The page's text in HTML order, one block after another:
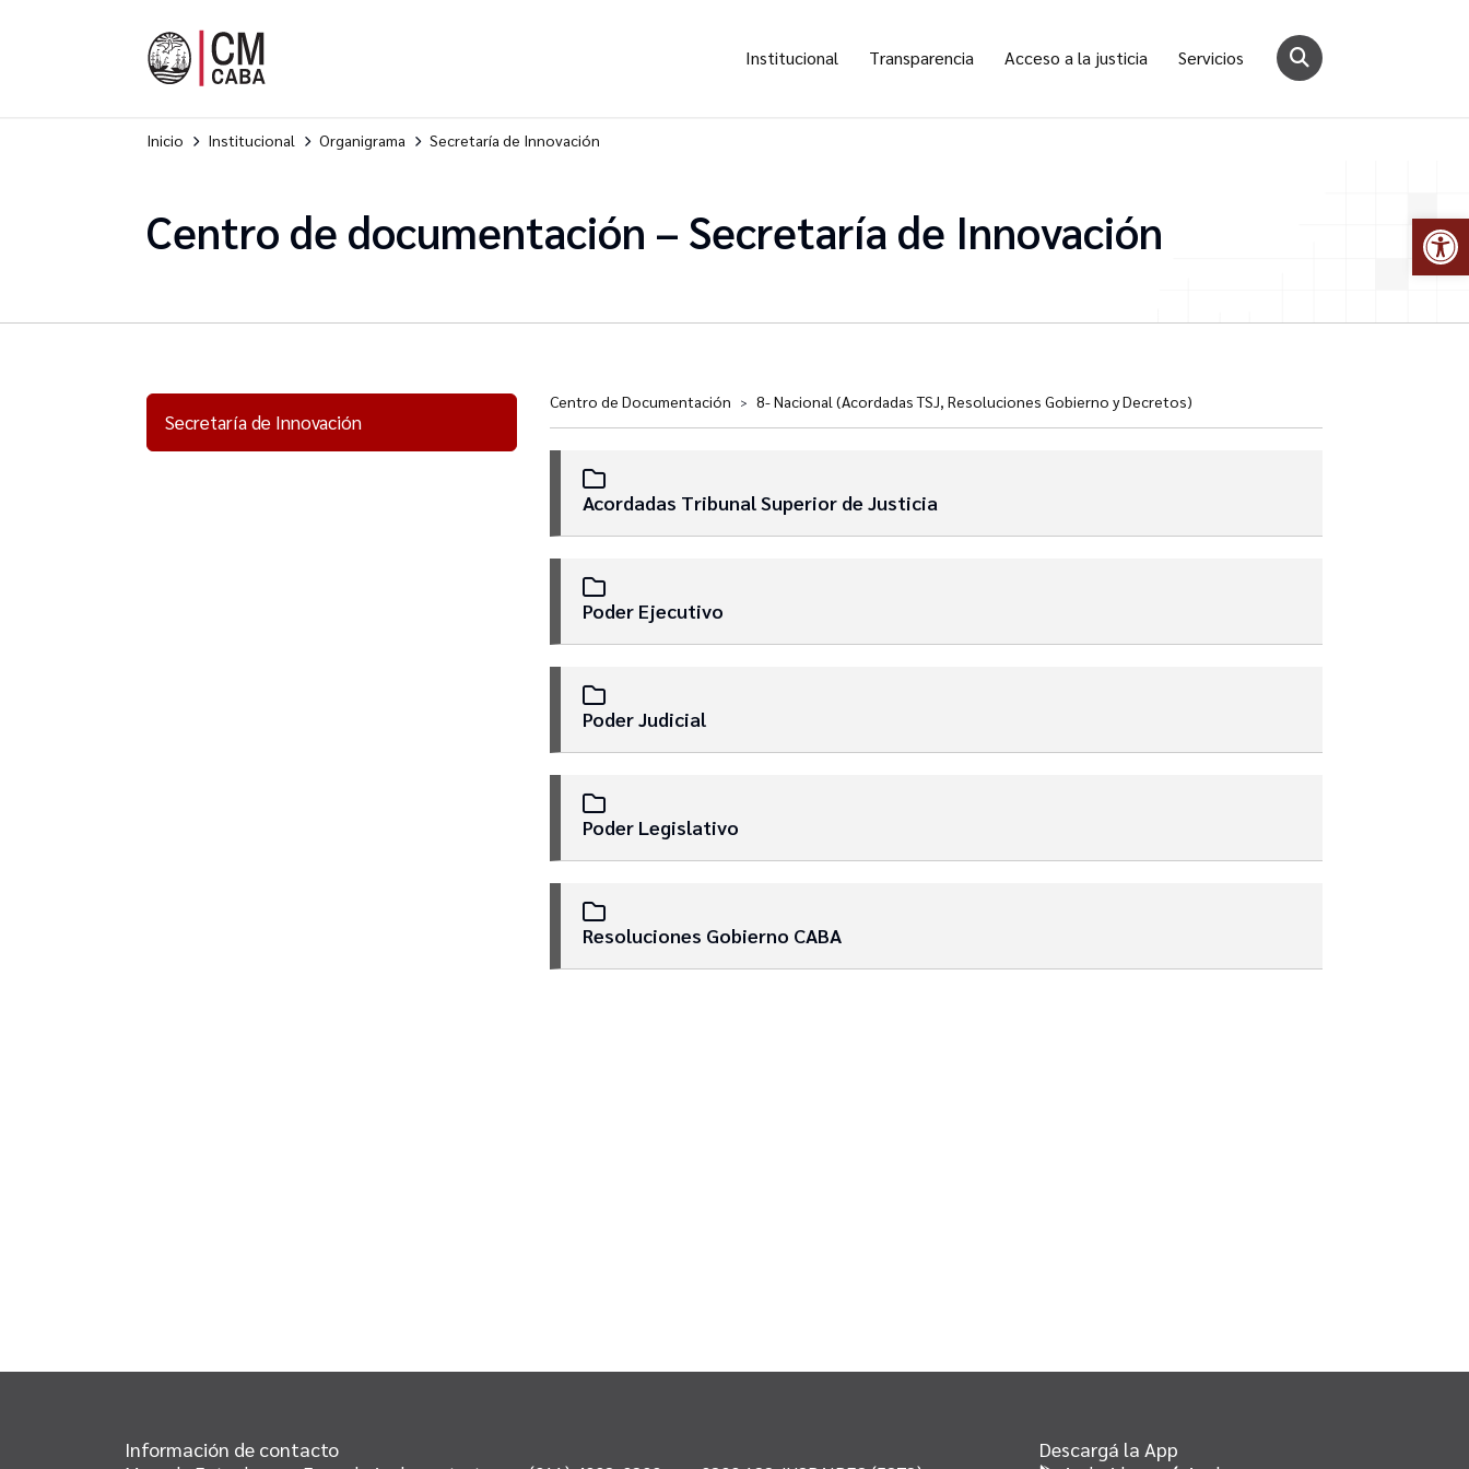
Institucional Transparencia Acceso a la justicia Servicios
Inicio Institucional Organigrama Secretaría de Innovación
Centro de documentación – Secretaría de Innovación
Secretaría de Innovación
Centro de Documentación > 8- Nacional (Acordadas TSJ, Resoluciones Gobierno y Decretos)
Acordadas Tribunal Superior de Justicia
Poder Ejecutivo
Poder Judicial
Poder Legislativo
Resoluciones Gobierno CABA
Información de contacto Descargá la App